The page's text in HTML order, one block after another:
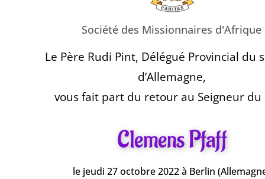
Société des Missionnaires d'Afrique
Le Père Rudi Pint, Délégué Provincial du
d’Allemagne,
vous fait part du retour au Seigneur du
Clemens Pfaff
le jeudi 27 octobre 2022 à Berlin